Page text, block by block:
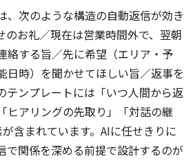
、次のような構造の自動返信が効き
のお礼／現在は営業時間外で、翌朝
する旨／先に希望（エリア・予
日時）を聞かせてほしい旨／返事を
テンプレートには「いつ人間から返
ヒアリングの先取り」「対話の継
含まれています。AIに任せきりに
で関係を深める前提で設計するのが